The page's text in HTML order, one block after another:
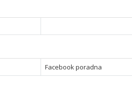
Facebook poradna